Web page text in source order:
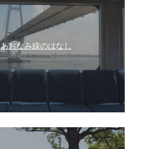
あおなみ線のはなし